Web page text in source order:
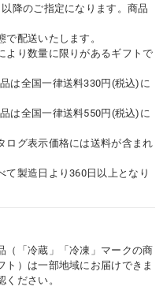
降のご指定になります。商品
で配送いたします。
より数量に限りがあるギフトで
は全国一律送料330円(税込)に
は全国一律送料550円(税込)に
ログ表示価格には送料が含まれ
製造日より360日以上となり
（「冷蔵」「冷凍」マークの商
）は一部地域にお届けできま
ださい。